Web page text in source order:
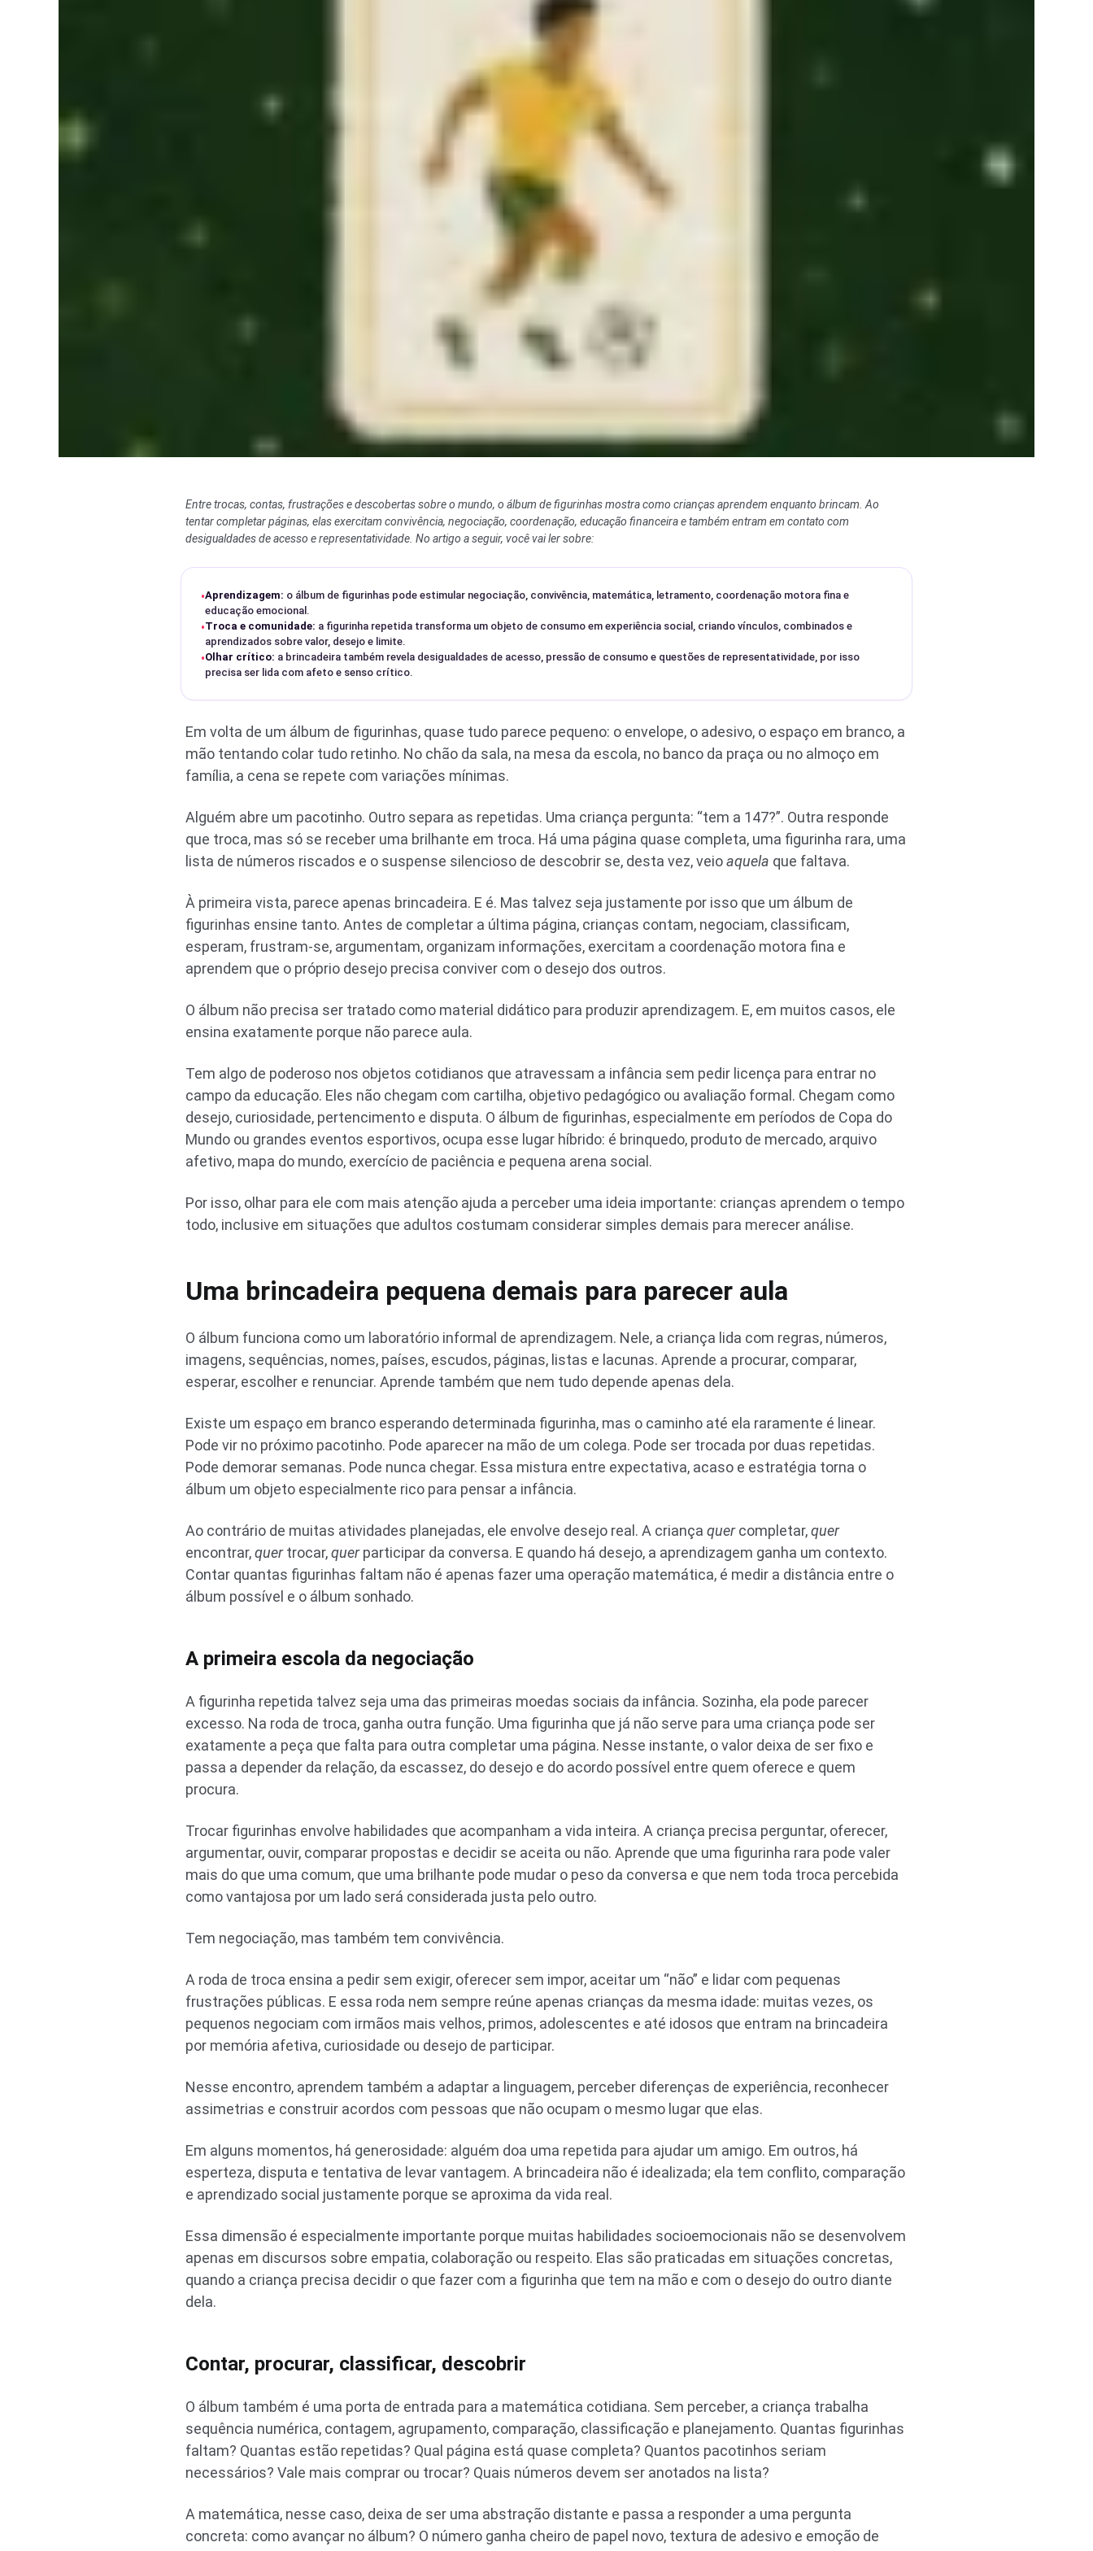
Entre trocas, contas, frustrações e descobertas sobre o mundo, o álbum de figurinhas mostra como crianças aprendem enquanto brincam. Ao
tentar completar páginas, elas exercitam convivência, negociação, coordenação, educação financeira e também entram em contato com
desigualdades de acesso e representatividade. No artigo a seguir, você vai ler sobre:
•Aprendizagem: o álbum de figurinhas pode estimular negociação, convivência, matemática, letramento, coordenação motora fina e
educação emocional.
•Troca e comunidade: a figurinha repetida transforma um objeto de consumo em experiência social, criando vínculos, combinados e
aprendizados sobre valor, desejo e limite.
•Olhar crítico: a brincadeira também revela desigualdades de acesso, pressão de consumo e questões de representatividade, por isso
precisa ser lida com afeto e senso crítico.
Em volta de um álbum de figurinhas, quase tudo parece pequeno: o envelope, o adesivo, o espaço em branco, a
mão tentando colar tudo retinho. No chão da sala, na mesa da escola, no banco da praça ou no almoço em
família, a cena se repete com variações mínimas.
Alguém abre um pacotinho. Outro separa as repetidas. Uma criança pergunta: “tem a 147?”. Outra responde
que troca, mas só se receber uma brilhante em troca. Há uma página quase completa, uma figurinha rara, uma
lista de números riscados e o suspense silencioso de descobrir se, desta vez, veioaquela que faltava.
À primeira vista, parece apenas brincadeira. E é. Mas talvez seja justamente por isso que um álbum de
figurinhas ensine tanto. Antes de completar a última página, crianças contam, negociam, classificam,
esperam, frustram-se, argumentam, organizam informações, exercitam a coordenação motora fina e
aprendem que o próprio desejo precisa conviver com o desejo dos outros.
O álbum não precisa ser tratado como material didático para produzir aprendizagem. E, em muitos casos, ele
ensina exatamente porque não parece aula.
Tem algo de poderoso nos objetos cotidianos que atravessam a infância sem pedir licença para entrar no
campo da educação. Eles não chegam com cartilha, objetivo pedagógico ou avaliação formal. Chegam como
desejo, curiosidade, pertencimento e disputa. O álbum de figurinhas, especialmente em períodos de Copa do
Mundo ou grandes eventos esportivos, ocupa esse lugar híbrido: é brinquedo, produto de mercado, arquivo
afetivo, mapa do mundo, exercício de paciência e pequena arena social.
Por isso, olhar para ele com mais atenção ajuda a perceber uma ideia importante: crianças aprendem o tempo
todo, inclusive em situações que adultos costumam considerar simples demais para merecer análise.
Uma brincadeira pequena demais para parecer aula
O álbum funciona como um laboratório informal de aprendizagem. Nele, a criança lida com regras, números,
imagens, sequências, nomes, países, escudos, páginas, listas e lacunas. Aprende a procurar, comparar,
esperar, escolher e renunciar. Aprende também que nem tudo depende apenas dela.
Existe um espaço em branco esperando determinada figurinha, mas o caminho até ela raramente é linear.
Pode vir no próximo pacotinho. Pode aparecer na mão de um colega. Pode ser trocada por duas repetidas.
Pode demorar semanas. Pode nunca chegar. Essa mistura entre expectativa, acaso e estratégia torna o
álbum um objeto especialmente rico para pensar a infância.
Ao contrário de muitas atividades planejadas, ele envolve desejo real. A criança quercompletar,quer
encontrar,quertrocar,querparticipar da conversa. E quando há desejo, a aprendizagem ganha um contexto.
Contar quantas figurinhas faltam não é apenas fazer uma operação matemática, é medir a distância entre o
álbum possível e o álbum sonhado.
A primeira escola da negociação
A figurinha repetida talvez seja uma das primeiras moedas sociais da infância. Sozinha, ela pode parecer
excesso. Na roda de troca, ganha outra função. Uma figurinha que já não serve para uma criança pode ser
exatamente a peça que falta para outra completar uma página. Nesse instante, o valor deixa de ser fixo e
passa a depender da relação, da escassez, do desejo e do acordo possível entre quem oferece e quem
procura.
Trocar figurinhas envolve habilidades que acompanham a vida inteira. A criança precisa perguntar, oferecer,
argumentar, ouvir, comparar propostas e decidir se aceita ou não. Aprende que uma figurinha rara pode valer
mais do que uma comum, que uma brilhante pode mudar o peso da conversa e que nem toda troca percebida
como vantajosa por um lado será considerada justa pelo outro.
Tem negociação, mas também tem convivência.
A roda de troca ensina a pedir sem exigir, oferecer sem impor, aceitar um “não” e lidar com pequenas
frustrações públicas. E essa roda nem sempre reúne apenas crianças da mesma idade: muitas vezes, os
pequenos negociam com irmãos mais velhos, primos, adolescentes e até idosos que entram na brincadeira
por memória afetiva, curiosidade ou desejo de participar.
Nesse encontro, aprendem também a adaptar a linguagem, perceber diferenças de experiência, reconhecer
assimetrias e construir acordos com pessoas que não ocupam o mesmo lugar que elas.
Em alguns momentos, há generosidade: alguém doa uma repetida para ajudar um amigo. Em outros, há
esperteza, disputa e tentativa de levar vantagem. A brincadeira não é idealizada; ela tem conflito, comparação
e aprendizado social justamente porque se aproxima da vida real.
Essa dimensão é especialmente importante porque muitas habilidades socioemocionais não se desenvolvem
apenas em discursos sobre empatia, colaboração ou respeito. Elas são praticadas em situações concretas,
quando a criança precisa decidir o que fazer com a figurinha que tem na mão e com o desejo do outro diante
dela.
Contar, procurar, classificar, descobrir
O álbum também é uma porta de entrada para a matemática cotidiana. Sem perceber, a criança trabalha
sequência numérica, contagem, agrupamento, comparação, classificação e planejamento. Quantas figurinhas
faltam? Quantas estão repetidas? Qual página está quase completa? Quantos pacotinhos seriam
necessários? Vale mais comprar ou trocar? Quais números devem ser anotados na lista?
A matemática, nesse caso, deixa de ser uma abstração distante e passa a responder a uma pergunta
concreta: como avançar no álbum? O número ganha cheiro de papel novo, textura de adesivo e emoção de